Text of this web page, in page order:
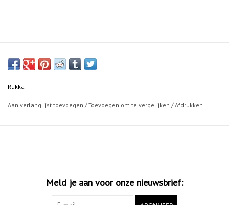
Rukka
Aan verlanglijst toevoegen /Toevoegen om te vergelijken /Afdrukken
Meld je aan voor onze nieuwsbrief: